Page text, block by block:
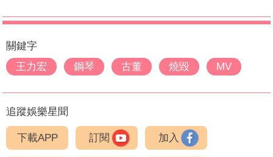
關鍵字
王力宏
鋼琴 古董 燒毀 MV
追蹤娛樂星聞
下載APP 訂閱 加入